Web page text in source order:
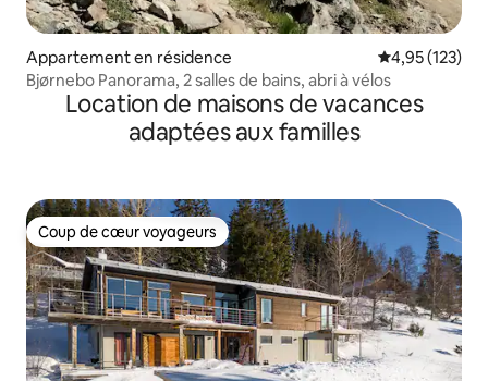
Appartement en résidence Évaluation
4,95 (123)
Bjørnebo Panorama, 2 salles de bains, abri à vélos
Location de maisons de vacances
adaptées aux familles
Coup de cœur voyageurs
Coup de cœur voyageurs